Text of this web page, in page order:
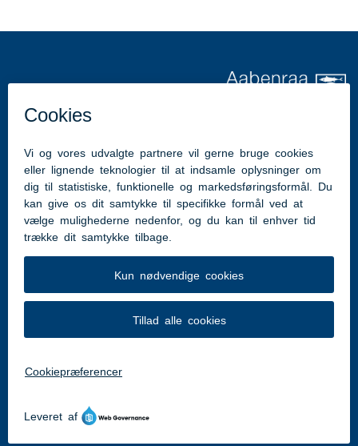
Kontakt
Hjemme- og Sygeplejen
Nygade 23 C
6200 Aabenraa
Tlf. nr.: 7376 7835
Aabenraa.dk
Tilgængelighedserklæring